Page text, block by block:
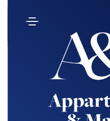
Retour à la liste
SEVRES
Roseraie